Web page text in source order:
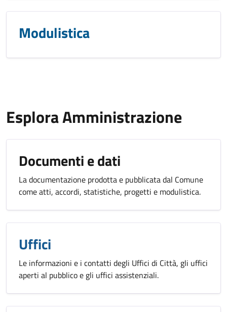
Modulistica
Esplora Amministrazione
Documenti e dati
La documentazione prodotta e pubblicata dal Comune
come atti, accordi, statistiche, progetti e modulistica.
Uffici
Le informazioni e i contatti degli Uffici di Città, gli uffici
aperti al pubblico e gli uffici assistenziali.